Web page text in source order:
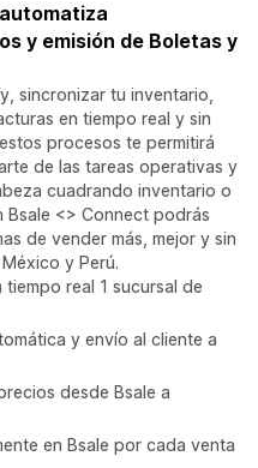
y emisión de Boletas y
sincronizar tu inventario,
en tiempo real y sin
procesos te permitirá
de las tareas operativas y
cuadrando inventario o
<> Connect podrás
de vender más, mejor y sin
y Perú.
real 1 sucursal de
y envío al cliente a
desde Bsale a
en Bsale por cada venta